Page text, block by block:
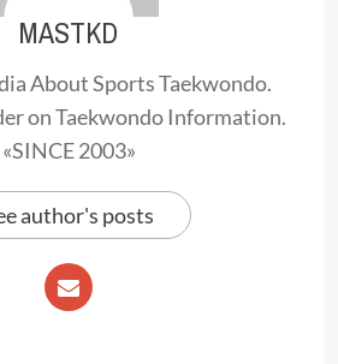
MASTKD
About Sports Taekwondo.
on Taekwondo Information.
«SINCE 2003»
author's posts